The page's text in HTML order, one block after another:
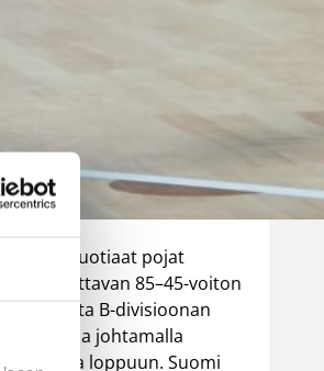
aukesi
16-vuotiaat pojat
vakuuttavan 85–45-voiton
B-divisioonan
kilpailuissa johtamalla
alusta loppuun. Suomi